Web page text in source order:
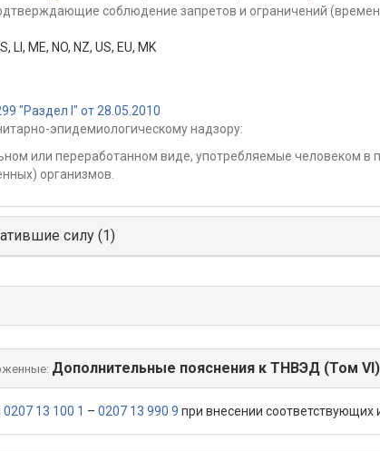
соблюдение запретов и ограничений
IS, , ME, NO, NZ, US, EU, MK
"Раздел I" от 28.05.2010
эпидемиологическому надзору:
или переработанном виде, употребляемые человеком в
организмов.
силу (1)
Дополнительные пояснения к ТНВЭД (Том VI)
0207 13 100 1 – 0207 13 990 9 при внесении соответствующих